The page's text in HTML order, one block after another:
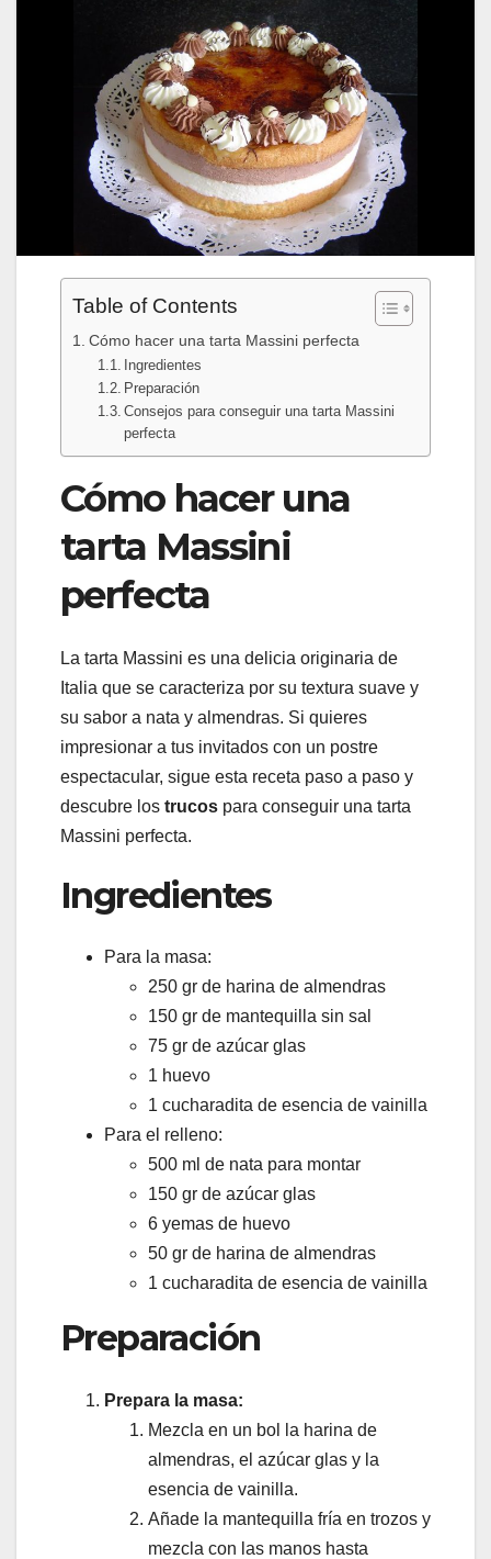
Table of Contents
Cómo hacer una tarta Massini perfecta
Ingredientes
Preparación
Consejos para conseguir una tarta Massini
perfecta
Cómo hacer una
tarta Massini
perfecta
La tarta Massini es una delicia originaria de
Italia que se caracteriza por su textura suave y
su sabor a nata y almendras. Si quieres
impresionar a tus invitados con un postre
espectacular, sigue esta receta paso a paso y
descubre los trucos para conseguir una tarta
Massini perfecta.
Ingredientes
Para la masa:
250 gr de harina de almendras
150 gr de mantequilla sin sal
75 gr de azúcar glas
1 huevo
1 cucharadita de esencia de vainilla
Para el relleno:
500 ml de nata para montar
150 gr de azúcar glas
6 yemas de huevo
50 gr de harina de almendras
1 cucharadita de esencia de vainilla
Preparación
Prepara la masa:
Mezcla en un bol la harina de
almendras, el azúcar glas y la
esencia de vainilla.
Añade la mantequilla fría en trozos y
mezcla con las manos hasta